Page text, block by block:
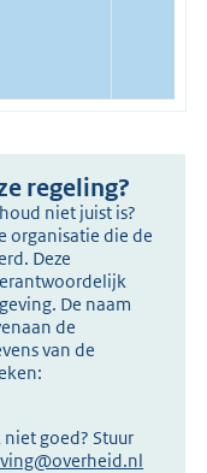
regeling?
niet juist is?
organisatie die de
Deze
De naam
de
van de
goed? Stuur